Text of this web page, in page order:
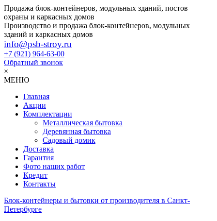
Продажа блок-контейнеров, модульных зданий, постов
охраны и каркасных домов
Производство и продажа блок-контейнеров, модульных
зданий и каркасных домов
info@psb-stroy.ru
+7 (921) 964-63-00
Обратный звонок
×
МЕНЮ
Главная
Акции
Комплектации
Металлическая бытовка
Деревянная бытовка
Садовый домик
Доставка
Гарантия
Фото наших работ
Кредит
Контакты
Блок-контейнеры и бытовки от производителя в Санкт-
Петербурге